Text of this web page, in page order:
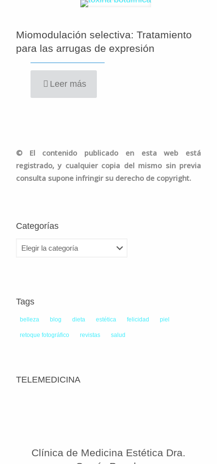
Miomodulación selectiva: Tratamiento
para las arrugas de expresión
Leer más
© El contenido publicado en esta web está
registrado, y cualquier copia del mismo sin previa
consulta supone infringir su derecho de copyright.
Categorías
Categorías
Tags
belleza blog dieta estética felicidad piel
retoque fotográfico revistas salud
TELEMEDICINA
Clínica de Medicina Estética Dra.